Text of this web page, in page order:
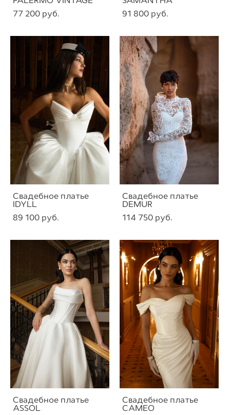
77 200 pуб.
91 800 pуб.
Свадебное платье
IDYLL
89 100 pуб.
Свадебное платье
DEMUR
114 750 pуб.
Свадебное платье
ASSOL
Свадебное платье
CAMEO